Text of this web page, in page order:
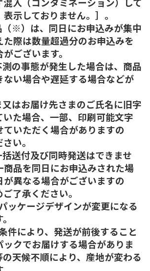
示しておりません。］。
（※）は、同日にお申込みが集中
た際は数量超過分のお申込みを
ございます。
の事態が発生した場合は、商品
ない場合や遅延する場合などが
はお届け先さまのご氏名に旧字
た場合、一部、印刷可能文字
ていただく場合がありますの
い。
送付及び同時発送はできませ
商品を同日にお申込みされた場
が異なる場合がございますの
了承ください。
ッケージデザインが変更になる
件により、発送が前後すること
クでお届けする場合がありま
天候不順により、産地が変わる